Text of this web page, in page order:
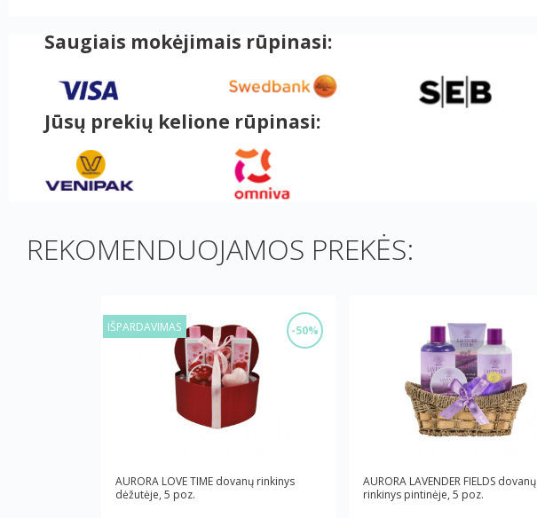
Saugiais mokėjimais rūpinasi:
Jūsų prekių kelione rūpinasi:
REKOMENDUOJAMOS PREKĖS:
-50%
IŠPARDAVIMAS
AURORA LOVE TIME dovanų rinkinys
dėžutėje, 5 poz.
AURORA LAVENDER FIELDS dovanų
rinkinys pintinėje, 5 poz.